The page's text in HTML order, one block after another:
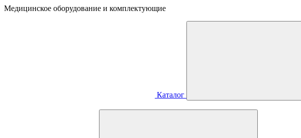
Медицинское оборудование и комплектующие
Каталог